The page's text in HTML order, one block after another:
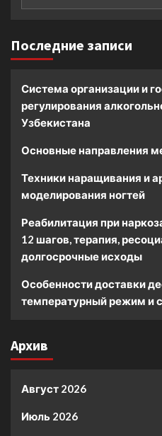
Последние записи
Система организации и
регулирования
Узбекистана
Основные направления
Техники наращивания и
моделирования ногтей
Реабилитация при
12 шагов, терапия,
долгосрочные исходы
Особенности доставки
температурный режим и
Архив
Август 2026
Июль 2026